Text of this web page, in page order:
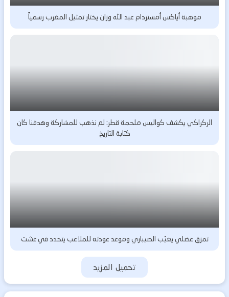
موهبة أياكس أمستردام عبد الله وزان يختار تمثيل المغرب رسمياً
الركراكي يكشف كواليس ملحمة قطر: لم نذهب للمشاركة وهدفنا كان
كتابة التاريخ
تمزق عضلي يغيّب الصيباري وموعد عودته للملاعب يتحدد في غشت
تحميل المزيد